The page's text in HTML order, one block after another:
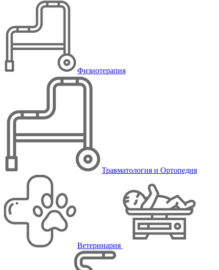
Физиотерапия
Травматология и Ортопедия
Ветеринария